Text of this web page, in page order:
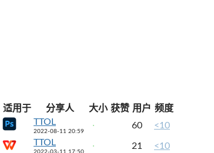
适用于 分享人 大小 获赞 用户 频度
TTOL
2022-08-11 20:59
60 <10
TTOL
2022-03-11 17:50
21 <10